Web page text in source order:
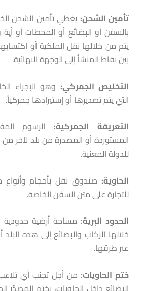
تأمين الشحن: يغطي تأمين الشحن
بالسفن أو البضائع أو المحطات أو
يتم من خلالها نقل الملكية أو
بين نقاط المنشأ إلى الوجهة النهائية.
التخليص الجمركي: وهو الإجراء
التي يتم تصديرها أو إستيرادها جمركياً.
التعريفة
الجمركية: الرسوم
المستوردة أو المصدرة من بلد لآخر
للدولة المعنية.
الحاوية: صندوق نقل بأحجام
للتجارة على متن السفن الخاصة.
الحدود البرية: مساحة أرضية
خلالها الركاب والبضائع إلى هذه
عبر طرقها.
ختم الحاويات: من أجل تجنب أي